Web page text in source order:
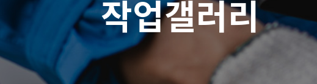
작업갤러리